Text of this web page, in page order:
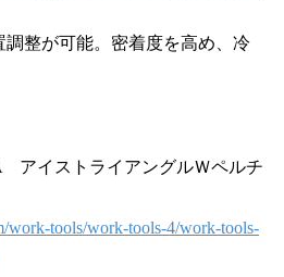
整が可能。密着度を高め、冷
アイストライアングルＷペルチ
work-tools/work-tools-4/work-tools-